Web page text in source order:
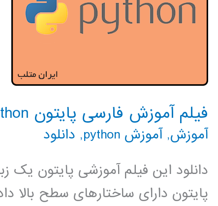
فیلم آموزش فارسی پایتون python
آموزش,آموزش python , دانلود
دانلود این فیلم آموزشی پایتون یک
پایتون دارای ساختارهای سطح بالا